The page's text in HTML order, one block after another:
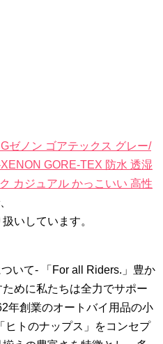
ゼノン ゴアテックス グレー/
GORE-TEX 防水 透湿
カジュアル かっこいい 高性
いしています。
いて- 「For all Riders.」豊か
めに私たちは全力でサポー
年創業のオートバイ用品の小
ヒトのナップス」をコンセプ